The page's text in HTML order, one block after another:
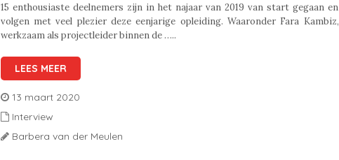
15 enthousiaste deelnemers zijn in het najaar van 2019 van start gegaan en
volgen met veel plezier deze eenjarige opleiding. Waaronder Fara Kambiz,
werkzaam als projectleider binnen de …..
LEES MEER
13 maart 2020
Interview
Barbera van der Meulen